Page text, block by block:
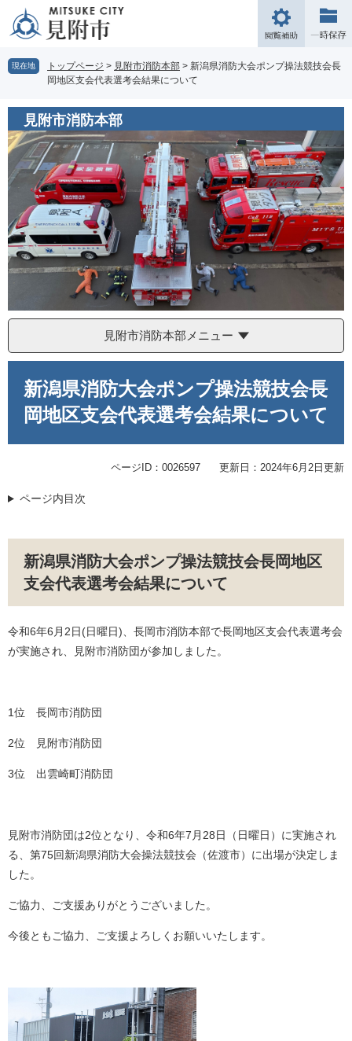
の
先
で
ー
を
ば
て
本
へ
閲
覧
補
現在地 トップページ > 見附市消防本部 > 新潟県消防大会ポンプ操法競技会長
岡地区支会代表選考会結果について
見附市消防本部
見附市消防本部メニュー
新潟県消防大会ポンプ操法競技会長
岡地区支会代表選考会結果について
ページID：0026597 更新日：2024年6月2日更新
ページ内目次
新潟県消防大会ポンプ操法競技会長岡地区
支会代表選考会結果について
令和6年6月2日(日曜日)、長岡市消防本部で長岡地区支会代表選考会
が実施され、見附市消防団が参加しました。
1位 長岡市消防団
2位 見附市消防団
3位 出雲崎町消防団
見附市消防団は2位となり、令和6年7月28日（日曜日）に実施され
る、第75回新潟県消防大会操法競技会（佐渡市）に出場が決定しま
した。
ご協力、ご支援ありがとうございました。
今後ともご協力、ご支援よろしくお願いいたします。